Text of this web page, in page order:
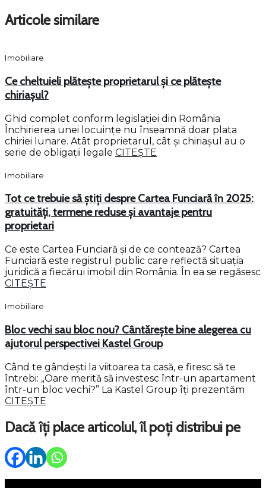
Articole similare
Imobiliare
Ce cheltuieli plătește proprietarul și ce plătește
chiriașul?
Ghid complet conform legislației din România
Închirierea unei locuințe nu înseamnă doar plata
chiriei lunare. Atât proprietarul, cât și chiriașul au o
serie de obligații legale CITEȘTE
Imobiliare
Tot ce trebuie să știți despre Cartea Funciară în 2025:
gratuități, termene reduse și avantaje pentru
proprietari
Ce este Cartea Funciară și de ce contează? Cartea
Funciară este registrul public care reflectă situația
juridică a fiecărui imobil din România. În ea se regăsesc
CITEȘTE
Imobiliare
Bloc vechi sau bloc nou? Cântărește bine alegerea cu
ajutorul perspectivei Kastel Group
Când te gândești la viitoarea ta casă, e firesc să te
întrebi: „Oare merită să investesc într-un apartament
într-un bloc vechi?” La Kastel Group îți prezentăm
CITEȘTE
Dacă îți place articolul, îl poți distribui pe